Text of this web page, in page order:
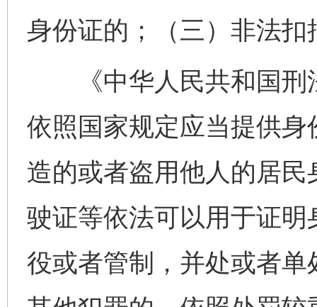
身份证的；（三）非法
《中华人民共和国刑
依照国家规定应当提供
造的或者盗用他人的居
驶证等依法可以用于证
役或者管制，并处或者
在谋一域中谋全局
今